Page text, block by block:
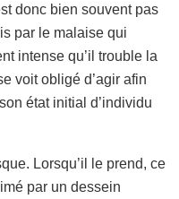
donc bien souvent pas
par le malaise qui
intense qu’il trouble la
voit obligé d’agir afin
état initial d’individu
Lorsqu’il le prend, ce
par un dessein